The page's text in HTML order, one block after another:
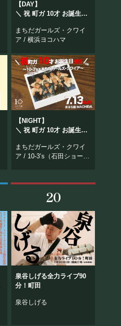
【DAY】
＼ 祝 町ガ 10才 お誕生日
〜横ヨコ町ガインター
2025〜
まちだガールズ・クワイ
ア / 横浜ヨコハマ
【NIGHT】
＼ 祝 町ガ 10才 お誕生日
〜10-3’s×まちだガール
ズ・クワイア〜
まちだガールズ・クワイ
ア / 10-3’s（石田ショーキ
20
泉谷しげる全力ライブ90
分！町田
泉谷しげる